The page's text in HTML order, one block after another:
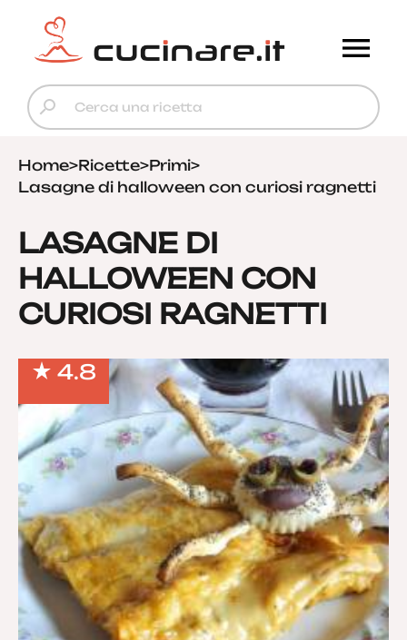
Home>Ricette>Primi>
Lasagne di halloween con curiosi ragnetti
LASAGNE DI
HALLOWEEN CON
CURIOSI RAGNETTI
4.8